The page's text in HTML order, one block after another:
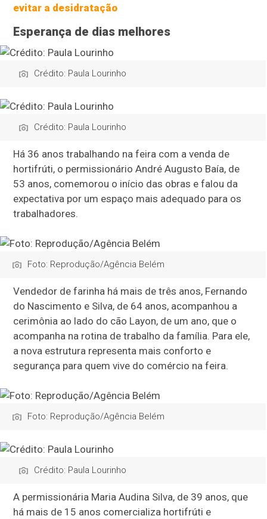
evitar a desidratação
Esperança de dias melhores
Crédito: Paula Lourinho
Crédito: Paula Lourinho
Há 36 anos trabalhando na feira com a venda de
hortifrúti, o permissionário André Augusto Baía, de
53 anos, comemorou o início das obras e falou da
expectativa por um espaço mais adequado para os
trabalhadores.
Foto: Reprodução/Agência Belém
Vendedor de farinha há mais de três anos, Fernando
do Nascimento e Silva, de 64 anos, acompanhou a
cerimônia ao lado do cão Layon, de um ano, que o
acompanha na rotina de trabalho da família. Para ele,
a nova estrutura representa mais conforto e
segurança para quem vive do comércio na feira.
Foto: Reprodução/Agência Belém
Crédito: Paula Lourinho
A permissionária Maria Audina Silva, de 39 anos, que
há mais de 15 anos comercializa hortifrúti e